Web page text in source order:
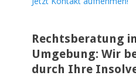
Rechtsberatung in
Umgebung: Wir
durch Ihre